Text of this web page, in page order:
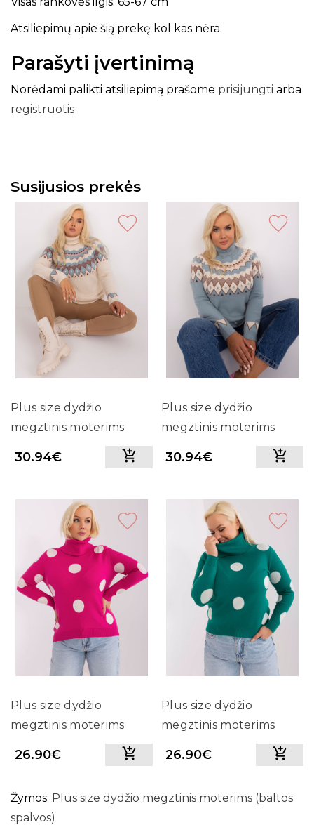
Atsiliepimų apie šią prekę kol kas nėra.
Parašyti įvertinimą
Norėdami palikti atsiliepimą prašome prisijungti arba
registruotis
Susijusios prekės
Plus size dydžio
megztinis moterims
30.94€
Plus size dydžio
megztinis moterims
(melsvos spalvos)
30.94€
Plus size dydžio
megztinis moterims
aukštu kaklu (rožinės
26.90€
Plus size dydžio
megztinis moterims
aukštu kaklu (žalios
26.90€
Žymos: Plus size dydžio megztinis moterims (baltos
spalvos)